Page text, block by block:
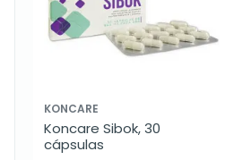
KONCARE
Koncare Sibok, 30
cápsulas